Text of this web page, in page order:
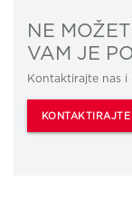
NE
VAM JE
Kontaktirajte nas